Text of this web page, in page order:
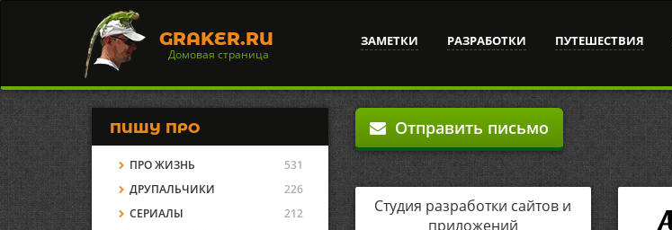
GRAKER.RU
Домовая страница
ЗАМЕТКИ РАЗРАБОТКИ ПУТЕШЕСТВИЯ
Отправить письмо
Студия разработки сайтов и
приложений
ПИШУ ПРО
ПРО ЖИЗНЬ
531
ДРУПАЛЬЧИКИ
226
СЕРИАЛЫ
212